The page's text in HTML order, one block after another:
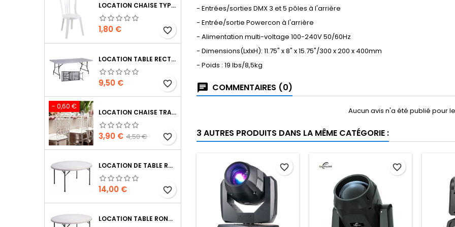
LOCATION CHAISE TYPE MIAMI
Prix
1,80 € favorite_border
LOCATION TABLE RECTANGULAIRE 185 X 75 CM
Prix
9,50 € favorite_border
- 0,60 €
LOCATION CHAISE TRANSPARENTE NAPOLÉON
Prix
3,90 € Prix
4,50 € favorite_border
LOCATION DE TABLE RONDE 180 CM DE 8 À 10 PERSONNES
Prix
14,00 € favorite_border
LOCATION TABLE RONDE 150 CM DE 6 À 8 PERSONNES
- Entrées/sorties DMX 3 et 5 pôles à l'arrière
- Entrée/sortie Powercon à l'arrière
- Alimentation multi-voltage 100-240V 50/60Hz
- Dimensions(LxlxH): 11.75" x 8" x 15.75"/300 x 200 x 400mm
- Poids : 19 lbs/8,5kg
COMMENTAIRES (0)
Aucun avis n'a été publié pour
3 AUTRES PRODUITS DANS LA MÊME CATÉGORIE :
favorite_border favorite_border